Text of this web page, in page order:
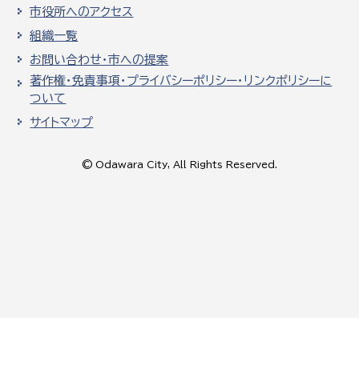
市役所へのアクセス
組織一覧
お問い合わせ・市への提案
著作権・免責事項・プライバシーポリシー・リンクポリシーに
ついて
サイトマップ
© Odawara City, All Rights Reserved.